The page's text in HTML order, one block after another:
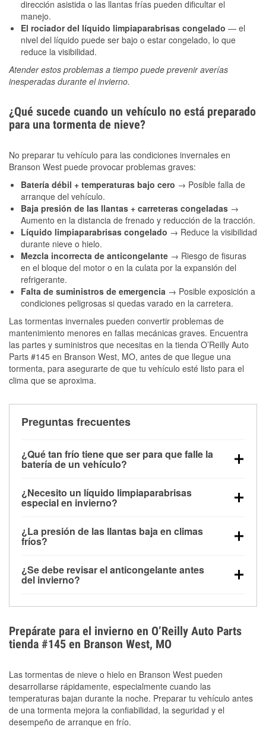
dirección asistida o las llantas frías pueden dificultar el
manejo.
El rociador del líquido limpiaparabrisas congelado — el
nivel del líquido puede ser bajo o estar congelado, lo que
reduce la visibilidad.
Atender estos problemas a tiempo puede prevenir averías
inesperadas durante el invierno.
¿Qué sucede cuando un vehículo no está preparado
para una tormenta de nieve?
No preparar tu vehículo para las condiciones invernales en
Branson West puede provocar problemas graves:
Batería débil + temperaturas bajo cero → Posible falla de
arranque del vehículo.
Baja presión de las llantas + carreteras congeladas →
Aumento en la distancia de frenado y reducción de la tracción.
Líquido limpiaparabrisas congelado → Reduce la visibilidad
durante nieve o hielo.
Mezcla incorrecta de anticongelante → Riesgo de fisuras
en el bloque del motor o en la culata por la expansión del
refrigerante.
Falta de suministros de emergencia → Posible exposición a
condiciones peligrosas si quedas varado en la carretera.
Las tormentas invernales pueden convertir problemas de
mantenimiento menores en fallas mecánicas graves. Encuentra
las partes y suministros que necesitas en la tienda O’Reilly Auto
Parts #145 en Branson West, MO, antes de que llegue una
tormenta, para asegurarte de que tu vehículo esté listo para el
clima que se aproxima.
Preguntas frecuentes
¿Qué tan frío tiene que ser para que falle la
batería de un vehículo?
debajo de los 32 °F y puede perder hasta la mitad de
su potencia de arranque cerca de los 0 °F, lo que
arranque.
¿Necesito un líquido limpiaparabrisas
especial en invierno?
la congelación y ayuda a disolver la sal y la nieve
derretida en la carretera para mejorar la visibilidad.
¿La presión de las llantas baja en climas
fríos?
alrededor de 1 PSI por cada 10 °F que baja la
temperatura. Puedes obtener más información sobre
¿Se debe revisar el anticongelante antes
del invierno?
el sobrecalentamiento en condiciones de frío
extremo. Aprende cómo comprobar la protección
anticongelante en nuestra sección How-To.
Prepárate para el invierno en O’Reilly Auto Parts
tienda #145 en Branson West, MO
Las tormentas de nieve o hielo en Branson West pueden
desarrollarse rápidamente, especialmente cuando las
temperaturas bajan durante la noche. Preparar tu vehículo antes
de una tormenta mejora la confiabilidad, la seguridad y el
desempeño de arranque en frío.